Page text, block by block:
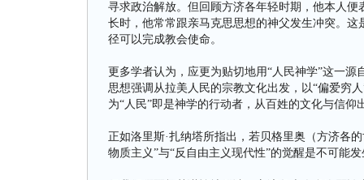
寻求政治解放。但回顾方济各年轻时期，他本人
长时，他常常跟亲马克思思想的神父发生冲突。
径可以完成教会使命。
更多学者认为，应更为贴切地用“人民神学”这一
思想强调从拉美人民的宗教文化出发，以“偏爱穷
为“人民”即是神学的行动者，从百姓的文化与信
正如洛里斯·扎纳塔所指出，若贝格里奥（方济各
物质主义”与“反自由主义现代性”的觉醒是不可能